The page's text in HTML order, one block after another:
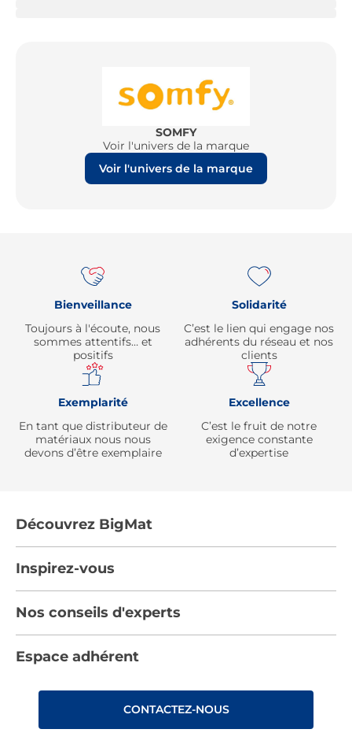
SOMFY
Voir l'univers de la marque
Voir l'univers de la marque
Bienveillance
Toujours à l'écoute, nous
sommes attentifs… et
positifs
Solidarité
C’est le lien qui engage nos
adhérents du réseau et nos
clients
Exemplarité
En tant que distributeur de
matériaux nous nous
devons d’être exemplaire
Excellence
C’est le fruit de notre
exigence constante
d’expertise
Découvrez BigMat
Devenez adhérent
Les Bâtisseurs du Sport
Déclaration d’accessibilité : non conforme
Inspirez-vous
Nos catalogues
Rencontres
Nos conseils d'experts
Espace adhérent
CONTACTEZ-NOUS